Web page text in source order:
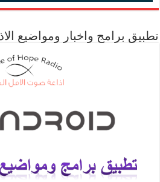
تطبيق برامج واخبار ومواضيع